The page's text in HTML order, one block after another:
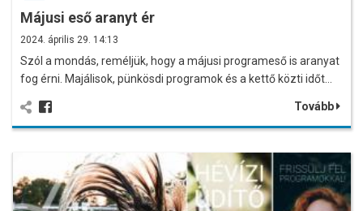
Májusi eső aranyt ér
2024. április 29. 14:13
Szól a mondás, reméljük, hogy a májusi programeső is aranyat
fog érni. Majálisok, pünkösdi programok és a kettő közti időt…
Tovább